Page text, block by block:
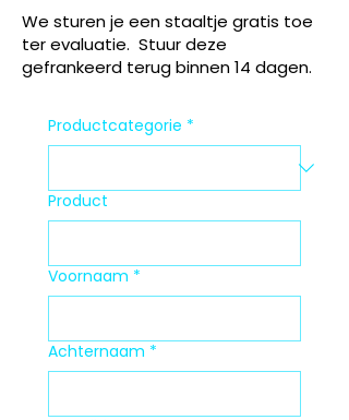
We sturen je een staaltje gratis toe
ter evaluatie. Stuur deze
gefrankeerd terug binnen 14 dagen.
Productcategorie *
Product
Voornaam *
Achternaam *